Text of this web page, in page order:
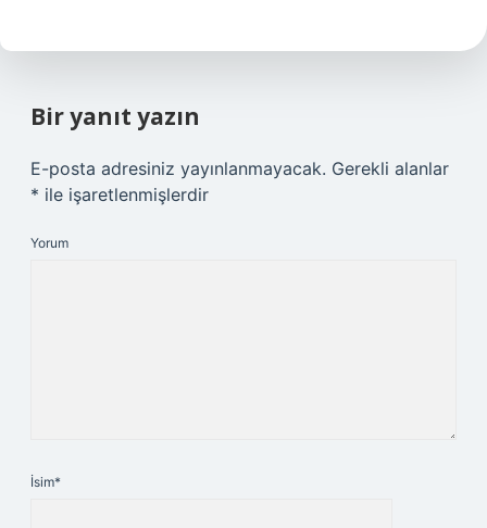
Bir yanıt yazın
E-posta adresiniz yayınlanmayacak. Gerekli alanlar
* ile işaretlenmişlerdir
Yorum
İsim*